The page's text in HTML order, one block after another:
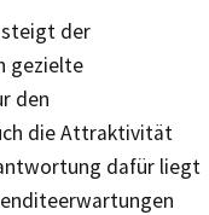
steigt der
gezielte
den
die Attraktivität
dafür liegt